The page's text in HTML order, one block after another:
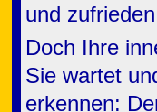
und
Doch Ihre
Sie wartet
erkennen: